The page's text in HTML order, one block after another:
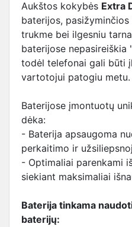
Aukštos kokybės Extra
baterijos,
trukme bei ilgesniu
baterijose nepasireiškia
todėl telefonai gali būti
vartotojui patogiu metu.
Baterijose įmontuotų
dėka:
- Baterija apsaugoma
perkaitimo ir
- Optimaliai parenkami
siekiant maksimaliai
Baterija tinkama
baterijų: